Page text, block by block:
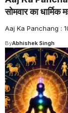
सोमवार का धार्मिक
Aaj Ka Panchang : 10
ByAbhishek Singh